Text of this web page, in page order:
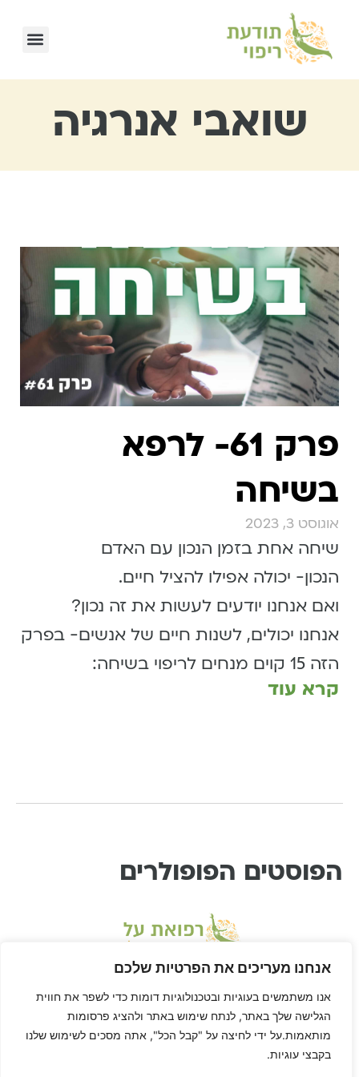
אנחנו מעריכים את הפרטיות שלכם
אנו משתמשים בעוגיות ובטכנולוגיות דומות כדי לשפר את חווית
הגלישה שלך באתר, לנתח שימוש באתר ולהציג פרסומות
מותאמות.על ידי לחיצה על "קבל הכל", אתה מסכים לשימוש שלנו
בקבצי עוגיות.
שואבי אנרגיה
פרק 61- לרפא
בשיחה
אוגוסט 3, 2023
שיחה אחת בזמן הנכון עם האדם
הנכון- יכולה אפילו להציל חיים.
ואם אנחנו יודעים לעשות את זה נכון?
אנחנו יכולים, לשנות חיים של אנשים- בפרק
הזה 15 קוים מנחים לריפוי בשיחה:
קרא עוד
הפוסטים הפופולרים
* דיסקליימר: דן הוא לא רופא ורפואת-על היא שיטה בתחום הרפואה המשלימה, ולא